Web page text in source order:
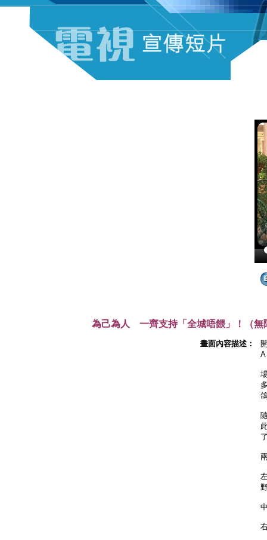
為己為人 一齊支持「全城唔餵」！（無
畫面內容描述：
A